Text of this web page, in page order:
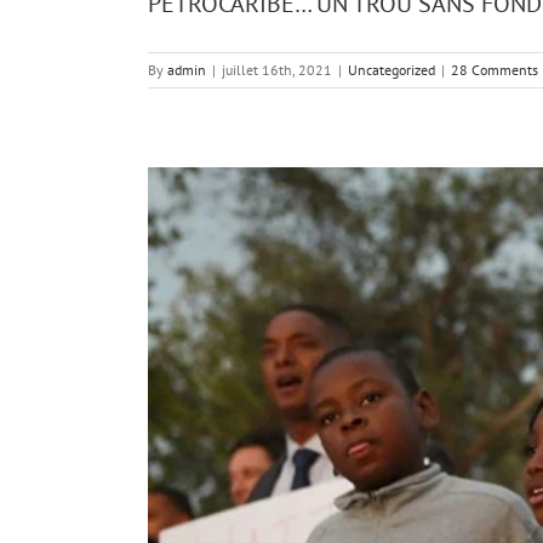
By admin | juillet 16th, 2021 | Uncategorized | 28 Comments